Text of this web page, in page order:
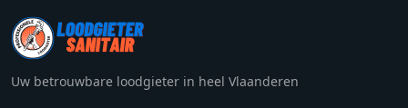
Uw betrouwbare loodgieter in heel Vlaanderen